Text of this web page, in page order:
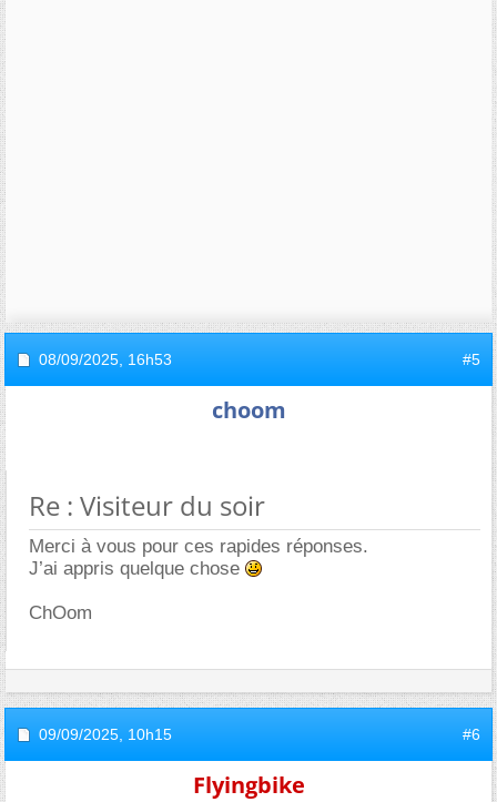
08/09/2025, 16h53 #5
choom
Re : Visiteur du soir
Merci à vous pour ces rapides réponses.
J’ai appris quelque chose
ChOom
09/09/2025, 10h15 #6
Flyingbike